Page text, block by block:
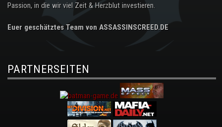
Passion, in die wir viel Zeit & Herzblut investieren.
Euer geschätztes Team von ASSASSINSCREED.DE
PARTNERSEITEN